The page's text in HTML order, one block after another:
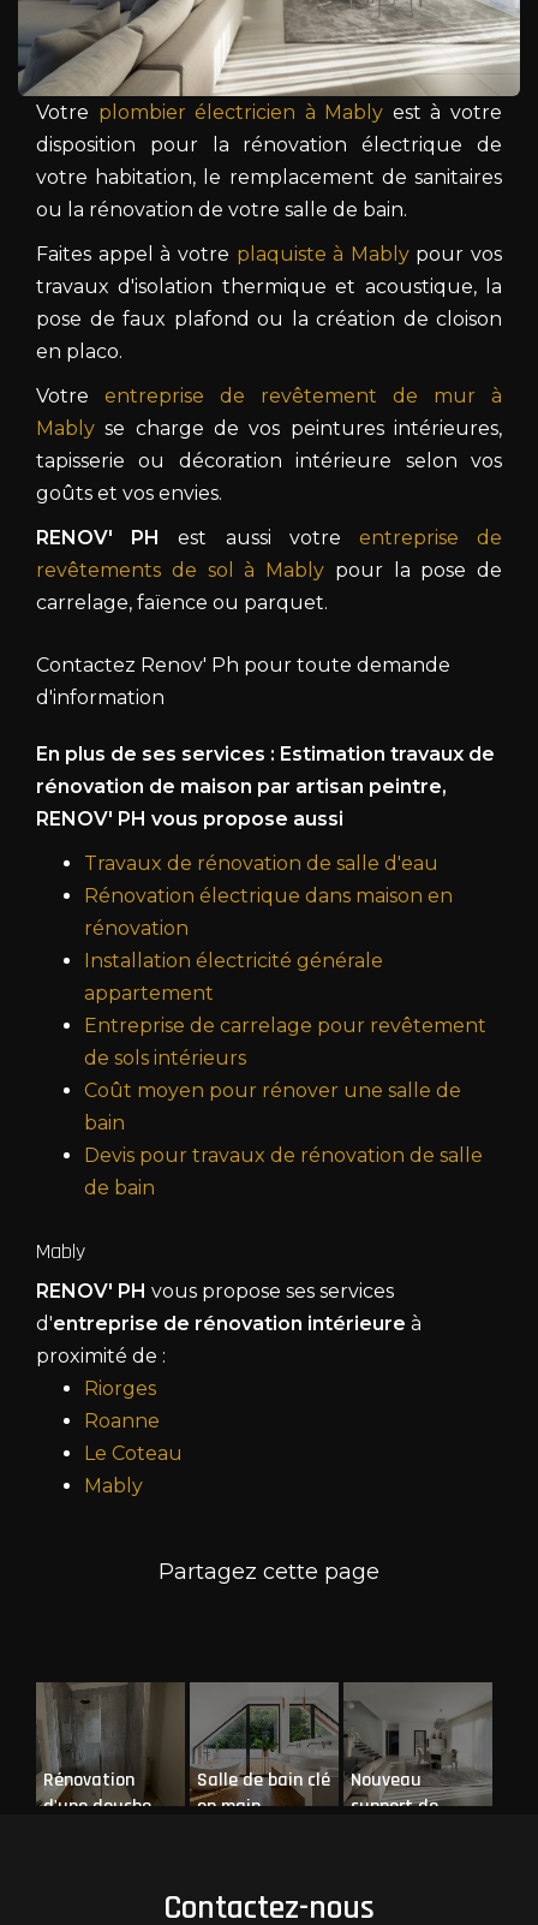
Votre plombier électricien à Mably est à votre
disposition pour la rénovation électrique de
votre habitation, le remplacement de sanitaires
ou la rénovation de votre salle de bain.
Faites appel à votre plaquiste à Mablypour vos
travaux d'isolation thermique et acoustique, la
pose de faux plafond ou la création de cloison
en placo.
Votre entreprise de revêtement de mur à
Mably se charge de vos peintures intérieures,
tapisserie ou décoration intérieure selon vos
goûts et vos envies.
RENOV' PH
est aussi votre entreprise de
revêtements de sol à Mably pour la pose de
carrelage, faïence ou parquet.
Contactez Renov' Ph pour toute demande
d'information
En plus de ses services : Estimation travaux de
rénovation de maison par artisan peintre,
RENOV' PH vous propose aussi
Travaux de rénovation de salle d'eau
Rénovation électrique dans maison en
rénovation
Installation électricité générale
appartement
Entreprise de carrelage pour revêtement
de sols intérieurs
Coût moyen pour rénover une salle de
bain
Devis pour travaux de rénovation de salle
de bain
Mably
RENOV' PH vous propose ses services
d'entreprise de rénovation intérieure à
proximité de :
Riorges
Roanne
Le Coteau
Mably
Rénovation
d'une douche
Salle de bain clé
en main
Nouveau
support de
Contactez-nous